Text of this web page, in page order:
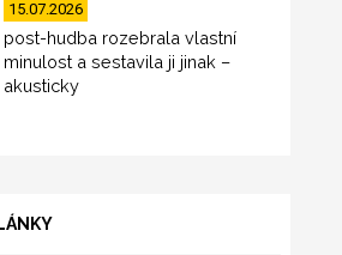
15.07.2026
post-hudba rozebrala vlastní
minulost a sestavila ji jinak –
akusticky